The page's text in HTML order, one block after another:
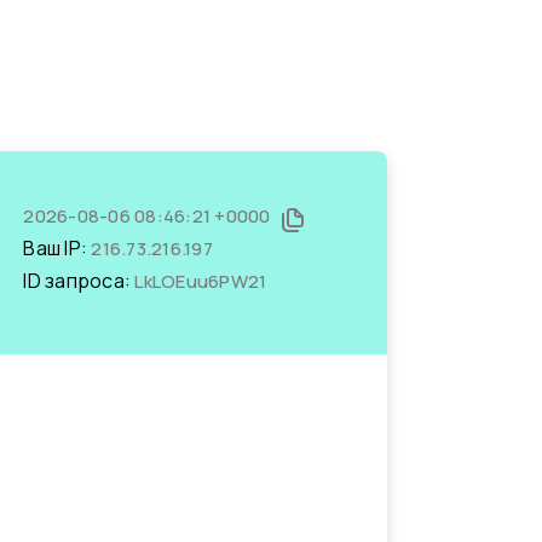
2026-08-06 08:46:21 +0000
Ваш IP:216.73.216.197
ID запроса:LkLOEuu6PW21